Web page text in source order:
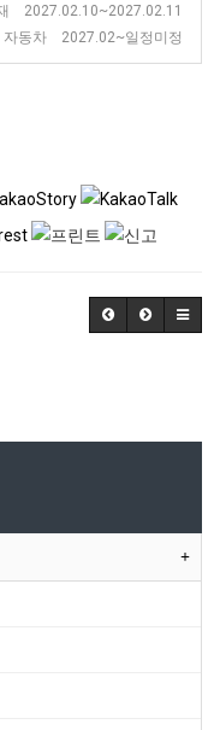
2027.02.10~2027.02.11
자동차 2027.02~일정미정